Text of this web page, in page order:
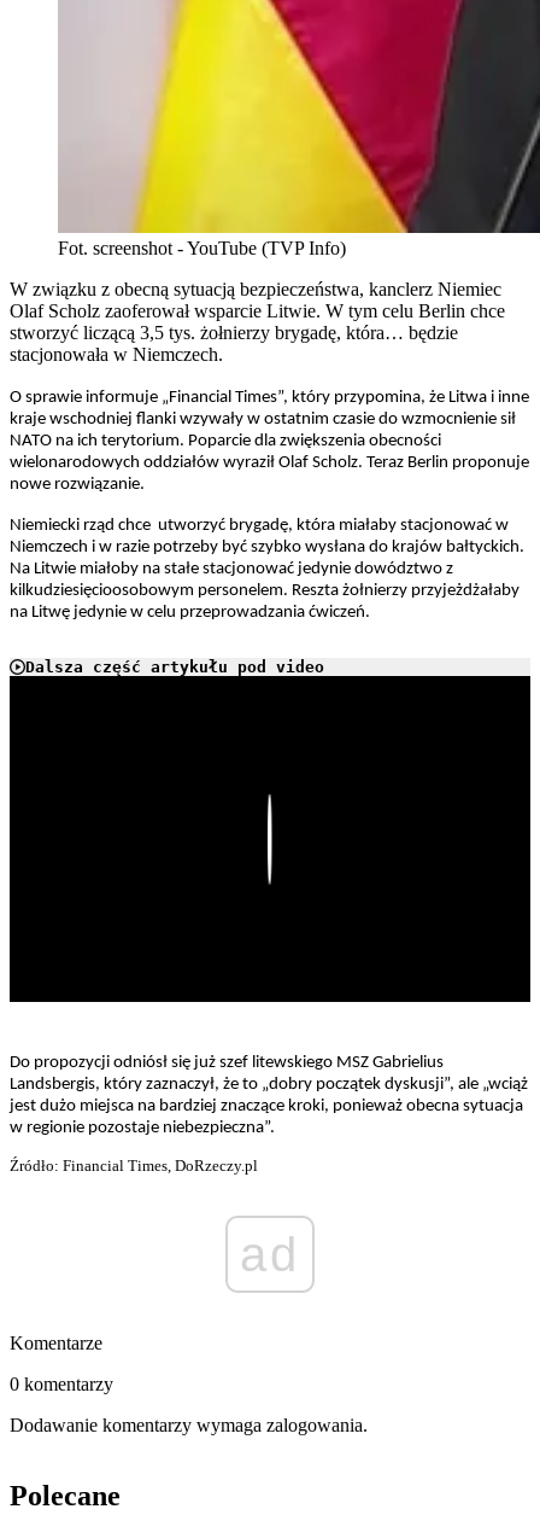
Fot. screenshot - YouTube (TVP Info)
W związku z obecną sytuacją bezpieczeństwa, kanclerz Niemiec
Olaf Scholz zaoferował wsparcie Litwie. W tym celu Berlin chce
stworzyć liczącą 3,5 tys. żołnierzy brygadę, która… będzie
stacjonowała w Niemczech.
O sprawie informuje „Financial Times”, który przypomina, że Litwa i inne
kraje wschodniej flanki wzywały w ostatnim czasie do wzmocnienie sił
NATO na ich terytorium. Poparcie dla zwiększenia obecności
wielonarodowych oddziałów wyraził Olaf Scholz. Teraz Berlin proponuje
nowe rozwiązanie.
Niemiecki rząd chce utworzyć brygadę, która miałaby stacjonować w
Niemczech i w razie potrzeby być szybko wysłana do krajów bałtyckich.
Na Litwie miałoby na stałe stacjonować jedynie dowództwo z
kilkudziesięcioosobowym personelem. Reszta żołnierzy przyjeżdżałaby
na Litwę jedynie w celu przeprowadzania ćwiczeń.
Dalsza część artykułu pod video
Do propozycji odniósł się już szef litewskiego MSZ Gabrielius
Landsbergis, który zaznaczył, że to „dobry początek dyskusji”, ale „wciąż
jest dużo miejsca na bardziej znaczące kroki, ponieważ obecna sytuacja
w regionie pozostaje niebezpieczna”.
Źródło: Financial Times, DoRzeczy.pl
ad
Komentarze
0 komentarzy
Dodawanie komentarzy wymaga zalogowania.
Polecane